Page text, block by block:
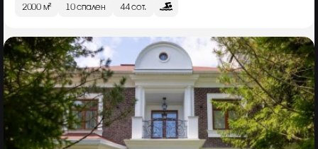
2000 м² 10 спален 44 сот.